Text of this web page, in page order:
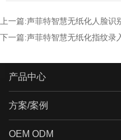
上一篇:声菲特智慧无纸化人脸识
下一篇:声菲特智慧无纸化指纹录
产品中心
方案/案例
OEM ODM